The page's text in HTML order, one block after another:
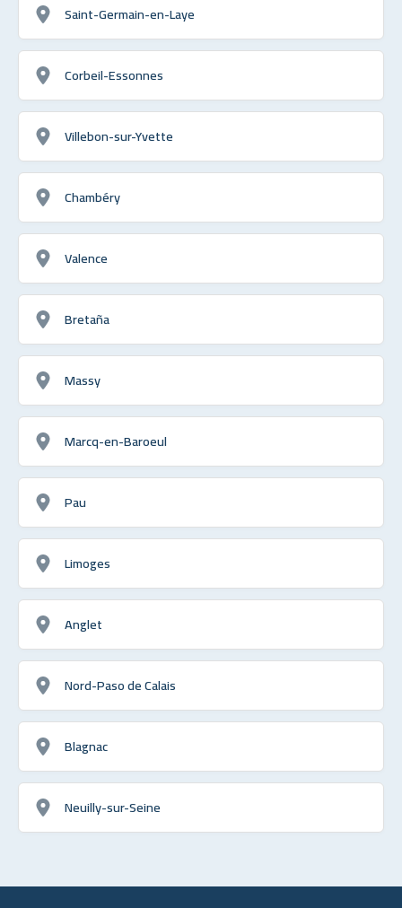
Saint-Germain-en-Laye
Corbeil-Essonnes
Villebon-sur-Yvette
Chambéry
Valence
Bretaña
Massy
Marcq-en-Baroeul
Pau
Limoges
Anglet
Nord-Paso de Calais
Blagnac
Neuilly-sur-Seine